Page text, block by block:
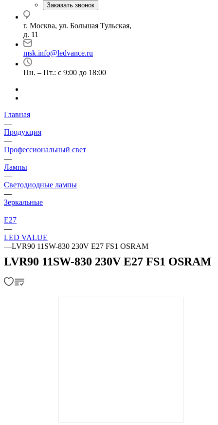
Заказать звонок
г. Москва, ул. Большая Тульская,
д. 11
msk.info@ledvance.ru
Пн. – Пт.: с 9:00 до 18:00
Главная
—
Продукция
—
Профессиональный свет
—
Лампы
—
Светодиодные лампы
—
Зеркальные
—
E27
—
LED VALUE
—LVR90 11SW-830 230V E27 FS1 OSRAM
LVR90 11SW-830 230V E27 FS1 OSRAM